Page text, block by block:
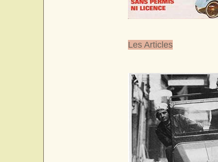
Les Articles